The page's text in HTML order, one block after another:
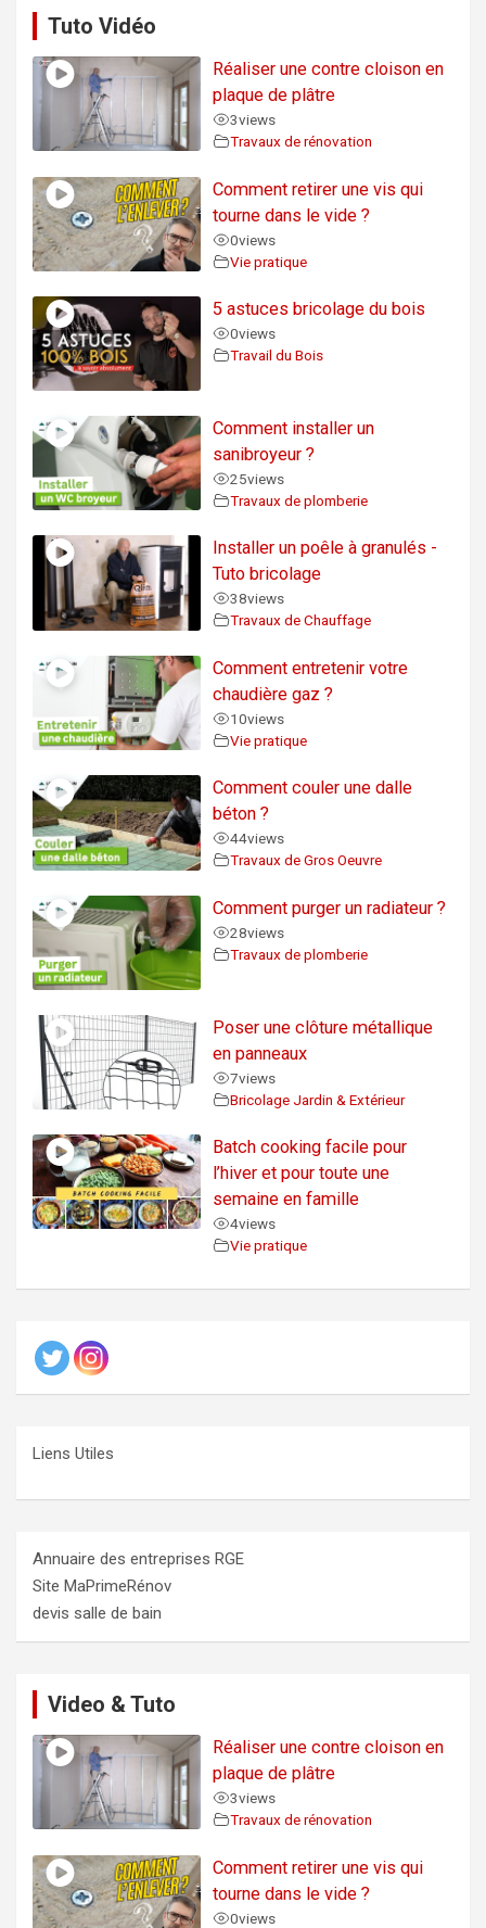
Tuto Vidéo
Réaliser une contre cloison en
plaque de plâtre
3views
Travaux de rénovation
Comment retirer une vis qui
tourne dans le vide ?
0views
Vie pratique
5 astuces bricolage du bois
0views
Travail du Bois
Comment installer un
sanibroyeur ?
25views
Travaux de plomberie
Installer un poêle à granulés -
Tuto bricolage
38views
Travaux de Chauffage
Comment entretenir votre
chaudière gaz ?
10views
Vie pratique
Comment couler une dalle
béton ?
44views
Travaux de Gros Oeuvre
Comment purger un radiateur ?
28views
Travaux de plomberie
Poser une clôture métallique
en panneaux
7views
Bricolage Jardin & Extérieur
Batch cooking facile pour
l’hiver et pour toute une
semaine en famille
4views
Vie pratique
Liens Utiles
Annuaire des entreprises RGE
Site MaPrimeRénov
devis salle de bain
Video & Tuto
Réaliser une contre cloison en
plaque de plâtre
3views
Travaux de rénovation
Comment retirer une vis qui
tourne dans le vide ?
0views